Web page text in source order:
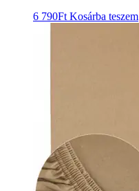
6 790Ft Kosárba teszem